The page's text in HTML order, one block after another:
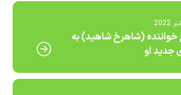
خواننده (شاهرخ شاهید) به
جدید او